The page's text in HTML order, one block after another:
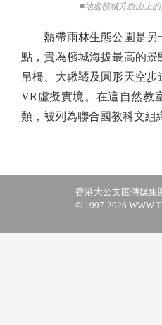
■地處檳城升旗山上的
熱帶雨林生態公園是另
點，貴為檳城海拔最高的
吊橋、大鞦韆及圓形天空
VR虛擬實境。在這自然教
類，被列為聯合國教科文組
香港大公文匯傳媒集
© 1997-2026